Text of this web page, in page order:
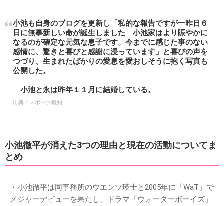
小池も自身のブログを更新し「私的な報告ですが一昨日６
日に無事新しい命が誕生しました 小池家はより賑やかに
なるのが確定な元気な息子です。今までに感じた事のない
感情に、驚きと喜びと感謝に浸っています」と喜びの声を
つづり、生まれたばかりの愛息を愛おしそうに抱く写真も
公開した。
小池と永は昨年１１月に結婚している。
出典： スポーツ報知
小池徹平が消えた3つの理由と現在の活動についてま
とめ
・小池徹平は同事務所のウエンツ瑛士と2005年に「WaT」で
メジャーデビューを果たし、ドラマ「ウォーターボーイズ」